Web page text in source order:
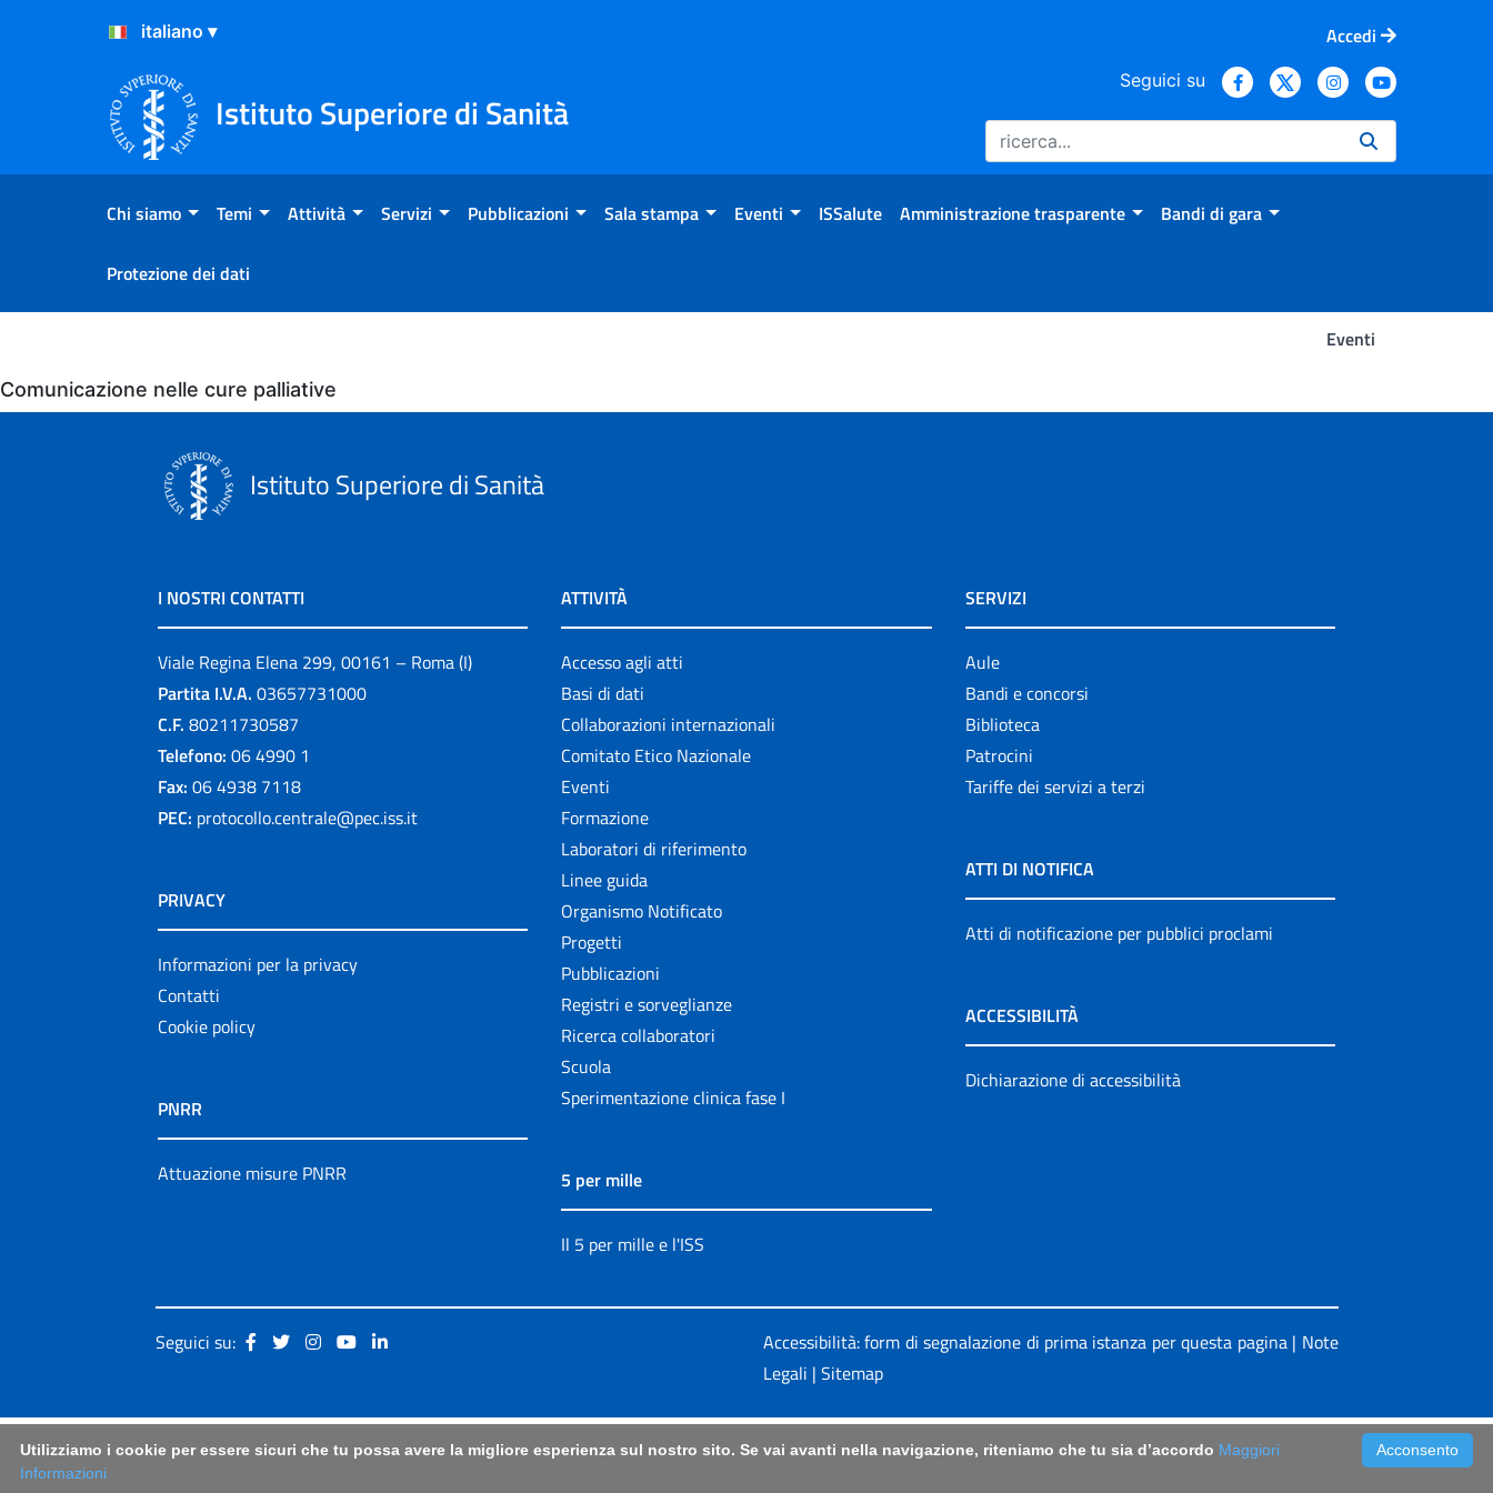
Salta al Contenuto
Salta al Footer
Accedi
Istituto Superiore di Sanità
Seguici su
Chi siamo Temi Attività Servizi Pubblicazioni Sala stampa Eventi ISSalute Amministrazione trasparente Bandi di gara
Protezione dei dati
Eventi
Eventi
Comunicazione nelle cure palliative
Istituto Superiore di Sanità
I NOSTRI CONTATTI
Viale Regina Elena 299, 00161 – Roma (I)
Partita I.V.A. 03657731000
C.F. 80211730587
Telefono: 06 4990 1
Fax: 06 4938 7118
PEC: protocollo.centrale@pec.iss.it
PRIVACY
Informazioni per la privacy
Contatti
Cookie policy
PNRR
Attuazione misure PNRR
ATTIVITÀ
Accesso agli atti
Basi di dati
Collaborazioni internazionali
Comitato Etico Nazionale
Eventi
Formazione
Laboratori di riferimento
Linee guida
Organismo Notificato
Progetti
Pubblicazioni
Registri e sorveglianze
Ricerca collaboratori
Scuola
Sperimentazione clinica fase I
5 per mille
Il 5 per mille e l'ISS
SERVIZI
Aule
Bandi e concorsi
Biblioteca
Patrocini
Tariffe dei servizi a terzi
ATTI DI NOTIFICA
Atti di notificazione per pubblici proclami
ACCESSIBILITÀ
Dichiarazione di accessibilità
Seguici su: Accessibilità: form di segnalazione di prima istanza per questa pagina| Note
Legali | Sitemap
Acconsento
Utilizziamo i cookie per essere sicuri che tu possa avere la migliore esperienza sul nostro sito. Se vai avanti nella navigazione, riteniamo che tu sia d’accordo Maggiori
Informazioni